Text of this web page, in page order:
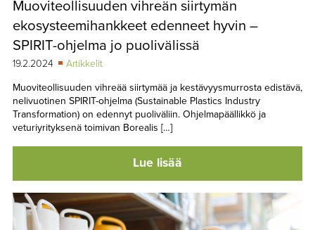
TAPAHTUMAT
YHTEYSTIEDOT
Muoviteollisuuden vihreän siirtymän
ekosysteemihankkeet edenneet hyvin –
SPIRIT-ohjelma jo puolivälissä
19.2.2024
Artikkelit
Muoviteollisuuden vihreää siirtymää ja kestävyysmurrosta edistävä,
nelivuotinen SPIRIT-ohjelma (Sustainable Plastics Industry
Transformation) on edennyt puoliväliin. Ohjelmapäällikkö ja
veturiyrityksenä toimivan Borealis […]
Lue lisää